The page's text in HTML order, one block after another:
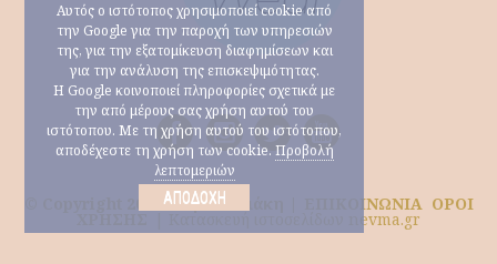
© Copyright 2026 Μαρία Ηλιάκη | ΕΠΙΚΟΙΝΩΝΙΑ ΟΡΟΙ
Κατασκευή ιστοσελίδων nevma.gr
Αυτός ο ιστότοπος χρησιμοποιεί cookie από
την Google για την παροχή των υπηρεσιών
της, για την εξατομίκευση διαφημίσεων και
για την ανάλυση της επισκεψιμότητας.
Η Google κοινοποιεί πληροφορίες σχετικά με
την από μέρους σας χρήση αυτού του
ιστότοπου. Με τη χρήση αυτού του ιστότοπου,
αποδέχεστε τη χρήση των cookie. Προβολή
λεπτομεριών
ΑΠΟΔΟΧΉ